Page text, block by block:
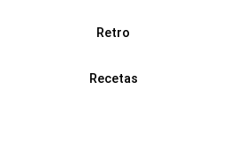
Retro
Recetas